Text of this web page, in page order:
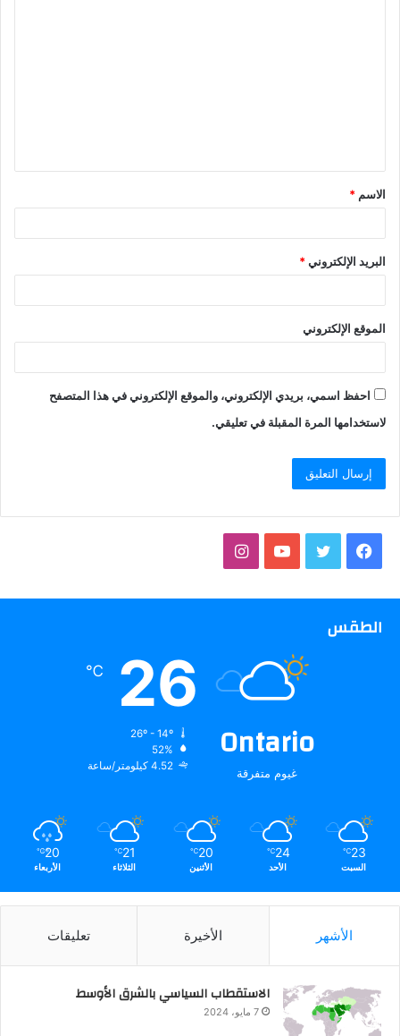
الاسم *
البريد الإلكتروني*
الموقع الإلكتروني
احفظ اسمي، بريدي الإلكتروني، والموقع الإلكتروني في هذا المتصفح
لاستخدامها المرة المقبلة في تعليقي.
فيسبوك تويتر يوتيوبانستقرام
الطقس
Ontario
غيوم متفرقة
26
℃
52%
4.52 كيلومتر/ساعة
23
℃
السبت
24
℃
الأحد
20
℃
الأثنين
21
℃
الثلاثاء
20
℃
الأربعاء
الأشهر الأخيرة تعليقات
الاستقطاب السياسي بالشرق الأوسط
7 مايو، 2024